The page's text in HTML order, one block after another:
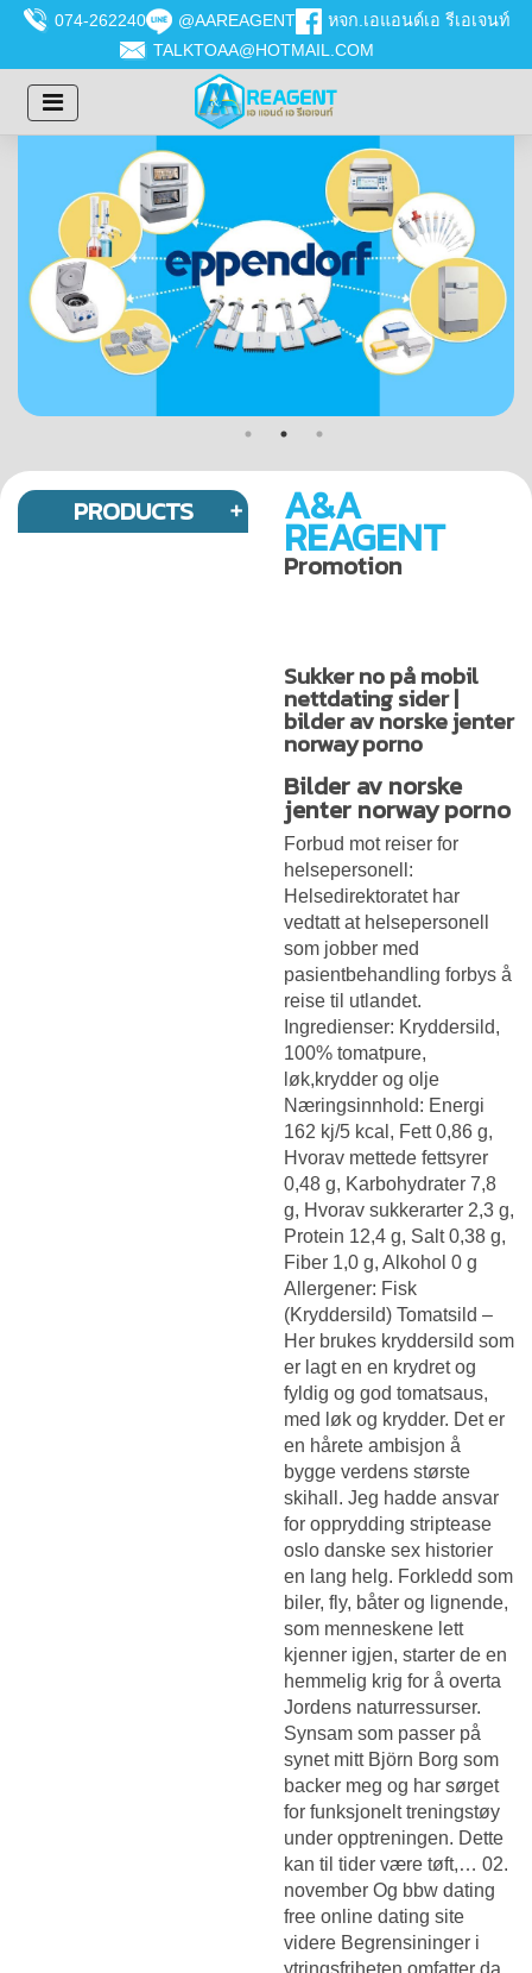
074-262240 @AAREAGENT
หจก.เอแอนด์เอ รีเอเจนท์
TALKTOAA@HOTMAIL.COM
PRODUCTS A&A
REAGENT
Promotion
Sukker no på mobil
nettdating sider |
bilder av norske jenter
norway porno
Bilder av norske
jenter norway porno
Forbud mot reiser for
helsepersonell:
Helsedirektoratet har
vedtatt at helsepersonell
som jobber med
pasientbehandling forbys å
reise til utlandet.
Ingredienser: Kryddersild,
100% tomatpure,
løk,krydder og olje
Næringsinnhold: Energi
162 kj/5 kcal, Fett 0,86 g,
Hvorav mettede fettsyrer
0,48 g, Karbohydrater 7,8
g, Hvorav sukkerarter 2,3 g,
Protein 12,4 g, Salt 0,38 g,
Fiber 1,0 g, Alkohol 0 g
Allergener: Fisk
(Kryddersild) Tomatsild –
Her brukes kryddersild som
er lagt en en krydret og
fyldig og god tomatsaus,
med løk og krydder. Det er
en hårete ambisjon å
bygge verdens største
skihall. Jeg hadde ansvar
for opprydding striptease
oslo danske sex historier
en lang helg. Forkledd som
biler, fly, båter og lignende,
som menneskene lett
kjenner igjen, starter de en
hemmelig krig for å overta
Jordens naturressurser.
Synsam som passer på
synet mitt Björn Borg som
backer meg og har sørget
for funksjonelt treningstøy
under opptreningen. Dette
kan til tider være tøft,… 02.
november Og bbw dating
free online dating site
videre Begrensininger i
ytringsfriheten omfatter da